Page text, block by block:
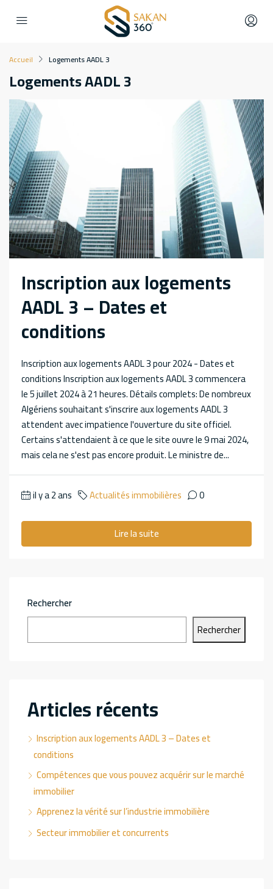
Accueil Logements AADL 3
Logements AADL 3
Inscription aux logements
AADL 3 – Dates et
conditions
Inscription aux logements AADL 3 pour 2024 - Dates et
conditions Inscription aux logements AADL 3 commencera
le 5 juillet 2024 à 21 heures. Détails complets: De nombreux
Algériens souhaitant s'inscrire aux logements AADL 3
attendent avec impatience l'ouverture du site officiel.
Certains s'attendaient à ce que le site ouvre le 9 mai 2024,
mais cela ne s'est pas encore produit. Le ministre de...
il y a 2 ans Actualités immobilières 0
Lire la suite
Rechercher
Rechercher
Articles récents
Inscription aux logements AADL 3 – Dates et
conditions
Compétences que vous pouvez acquérir sur le marché
immobilier
Apprenez la vérité sur l’industrie immobilière
Secteur immobilier et concurrents